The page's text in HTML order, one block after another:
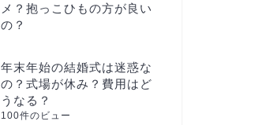
メ？抱っこひもの方が良い
の？
年末年始の結婚式は迷惑な
の？式場が休み？費用はど
うなる？
100件のビュー